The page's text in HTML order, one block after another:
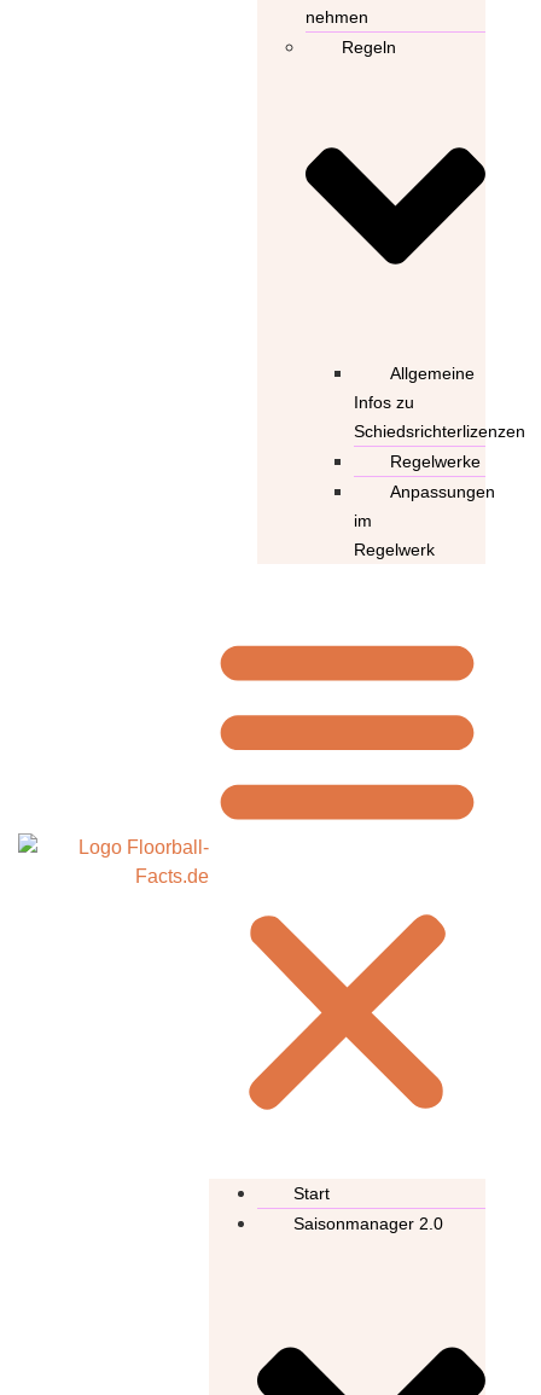
nehmen
Regeln
Allgemeine
Infos zu
Schiedsrichterlizenzen
Regelwerke
Anpassungen
im
Regelwerk
Start
Saisonmanager 2.0